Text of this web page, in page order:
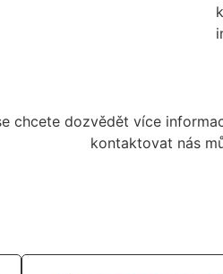
chcete dozvědět více
kontaktovat nás